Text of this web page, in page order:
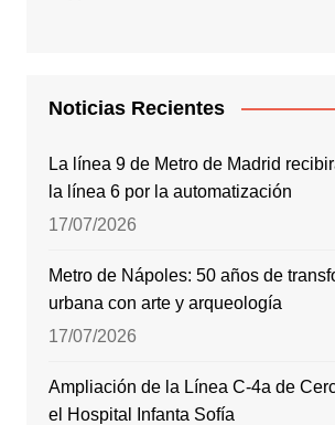
Noticias Recientes
La línea 9 de Metro de Madrid
la línea 6 por la automatización
17/07/2026
Metro de Nápoles: 50 años de
urbana con arte y arqueología
17/07/2026
Ampliación de la Línea C-4a de
el Hospital Infanta Sofía